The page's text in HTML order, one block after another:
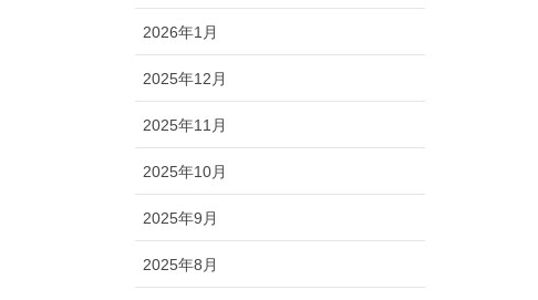
2026年1月
2025年12月
2025年11月
2025年10月
2025年9月
2025年8月